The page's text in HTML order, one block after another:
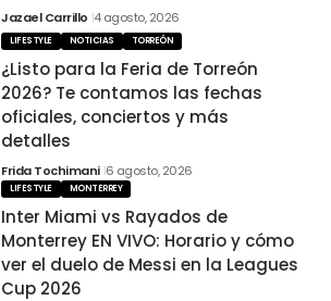
Jazael Carrillo 4 agosto, 2026
LIFESTYLE NOTICIAS TORREÓN
¿Listo para la Feria de Torreón
2026? Te contamos las fechas
oficiales, conciertos y más
detalles
Frida Tochimani 6 agosto, 2026
LIFESTYLE MONTERREY
Inter Miami vs Rayados de
Monterrey EN VIVO: Horario y cómo
ver el duelo de Messi en la Leagues
Cup 2026